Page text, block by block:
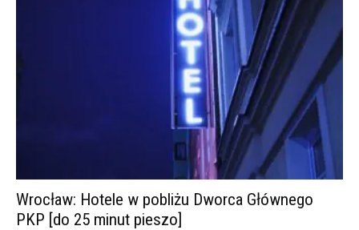
Wrocław: Hotele w pobliżu Dworca Głównego
PKP [do 25 minut pieszo]